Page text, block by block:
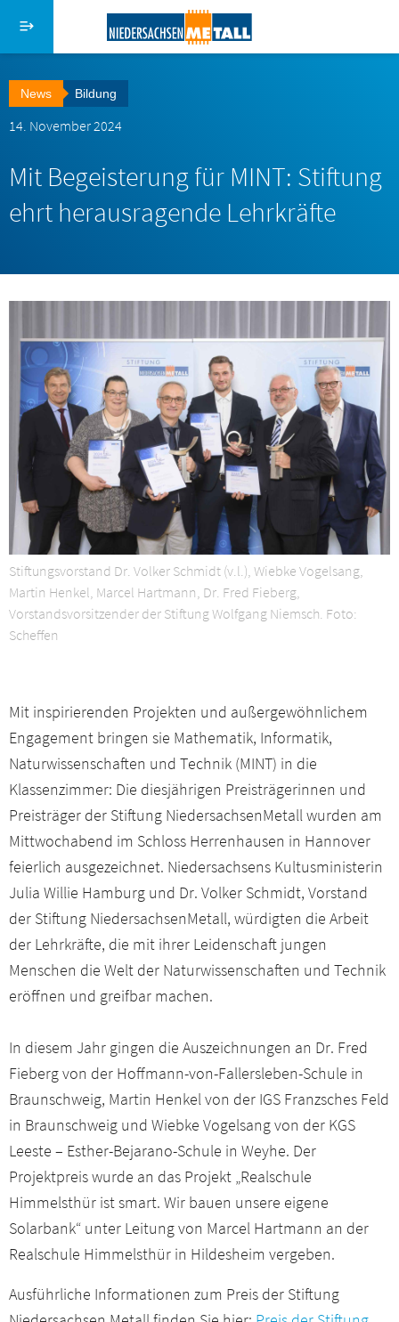
Direkt zum Inhalt
Menü schließen
Suche
Hauptmenü NiedersachsenMetall
Startseite
Über uns
Aktuelles
Stiftung
Presseservice
Netzwerk
Veranstaltungen
Downloads
Kontakt
News Bildung
14. November 2024
Mit Begeisterung für MINT: Stiftung
ehrt herausragende Lehrkräfte
Stiftungsvorstand Dr. Volker Schmidt (v.l.), Wiebke Vogelsang,
Martin Henkel, Marcel Hartmann, Dr. Fred Fieberg,
Vorstandsvorsitzender der Stiftung Wolfgang Niemsch. Foto:
Scheffen
Mit inspirierenden Projekten und außergewöhnlichem
Engagement bringen sie Mathematik, Informatik,
Naturwissenschaften und Technik (MINT) in die
Klassenzimmer: Die diesjährigen Preisträgerinnen und
Preisträger der Stiftung NiedersachsenMetall wurden am
Mittwochabend im Schloss Herrenhausen in Hannover
feierlich ausgezeichnet. Niedersachsens Kultusministerin
Julia Willie Hamburg und Dr. Volker Schmidt, Vorstand
der Stiftung NiedersachsenMetall, würdigten die Arbeit
der Lehrkräfte, die mit ihrer Leidenschaft jungen
Menschen die Welt der Naturwissenschaften und Technik
eröffnen und greifbar machen.
In diesem Jahr gingen die Auszeichnungen an Dr. Fred
Fieberg von der Hoffmann-von-Fallersleben-Schule in
Braunschweig, Martin Henkel von der IGS Franzsches Feld
in Braunschweig und Wiebke Vogelsang von der KGS
Leeste – Esther-Bejarano-Schule in Weyhe. Der
Projektpreis wurde an das Projekt „Realschule
Himmelsthür ist smart. Wir bauen unsere eigene
Solarbank“ unter Leitung von Marcel Hartmann an der
Realschule Himmelsthür in Hildesheim vergeben.
Ausführliche Informationen zum Preis der Stiftung